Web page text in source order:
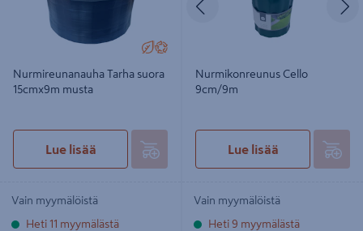
Nurmireunanauha Tarha suora
15cmx9m musta
Lue lisää
Vain myymälöistä
Heti 11 myymälästä
Nurmikonreunus Cello
9cm/9m
Lue lisää
Vain myymälöistä
Heti 9 myymälästä